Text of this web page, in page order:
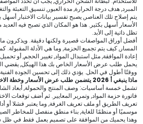
المبرد, هدف درجة الحرارة, مدة العبور, تنسيق التعبئة
يتم إصلاح تلك العناصر, يصبح تفسير بيانات الاختبار
الأسعار أسهل بكثير. هذا هو المكان الذي تصبح فيه
تظل ذاتية إلى الأبد.
أفضل أوراق المواصفات قصيرة ولكنها دقيقة. ويذكرون
المسار, كيف يتم تجميع الحزمة, وما هي الأدلة المقبولة.
إعادة الموافقة, مثل استبدال المواد, تغيير الحجم, أو
يحمل طلب عرض الأسعار الخاص بك هذا الهيكل, يقضي
ووقتًا أطول في الحل. يؤدي ذلك إلى تحسين الجودة
ماذا ينبغي أ 2026 يتضمن طلب عرض الأسعار وخطة الاختبار بطانة الشحن الحراري?
تشمل خمسة أساسيات: وصف المنتج والحمولة, أبعاد
فاتورة حزمة المواد, وتمرير المعايير. ثم أضف توقعات
تعريف الطريق أو ملف تعريف الغرفة, وما يعتبر فشلا أو
موسميًا أو منظمًا للغاية, بناء منطق منفصل للمخاطر
وهذا يحميك من الموافقة على تصميم يعمل فقط في ظل